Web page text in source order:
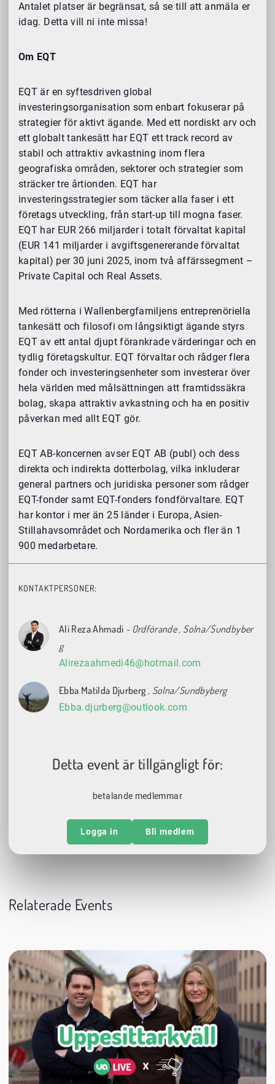
Antalet platser är begränsat, så se till att anmäla er
idag. Detta vill ni inte missa!
Om EQT
EQT är en syftesdriven global
investeringsorganisation som enbart fokuserar på
strategier för aktivt ägande. Med ett nordiskt arv och
ett globalt tankesätt har EQT ett track record av
stabil och attraktiv avkastning inom flera
geografiska områden, sektorer och strategier som
sträcker tre årtionden. EQT har
investeringsstrategier som täcker alla faser i ett
företags utveckling, från start-up till mogna faser.
EQT har EUR 266 miljarder i totalt förvaltat kapital
(EUR 141 miljarder i avgiftsgenererande förvaltat
kapital) per 30 juni 2025, inom två affärssegment –
Private Capital och Real Assets.
Med rötterna i Wallenbergfamiljens entreprenöriella
tankesätt och filosofi om långsiktigt ägande styrs
EQT av ett antal djupt förankrade värderingar och en
tydlig företagskultur. EQT förvaltar och rådger flera
fonder och investeringsenheter som investerar över
hela världen med målsättningen att framtidssäkra
bolag, skapa attraktiv avkastning och ha en positiv
påverkan med allt EQT gör.
EQT AB-koncernen avser EQT AB (publ) och dess
direkta och indirekta dotterbolag, vilka inkluderar
general partners och juridiska personer som rådger
EQT-fonder samt EQT-fonders fondförvaltare. EQT
har kontor i mer än 25 länder i Europa, Asien-
Stillahavsområdet och Nordamerika och fler än 1
900 medarbetare.
KONTAKTPERSONER:
Ali Reza Ahmadi - Ordförande, Solna/Sundbyber
g
Alirezaahmedi46@hotmail.com
Ebba Matilda Djurberg , Solna/Sundbyberg
Ebba.djurberg@outlook.com
Detta event är tillgängligt för:
betalande medlemmar
Logga in Bli medlem
Relaterade Events